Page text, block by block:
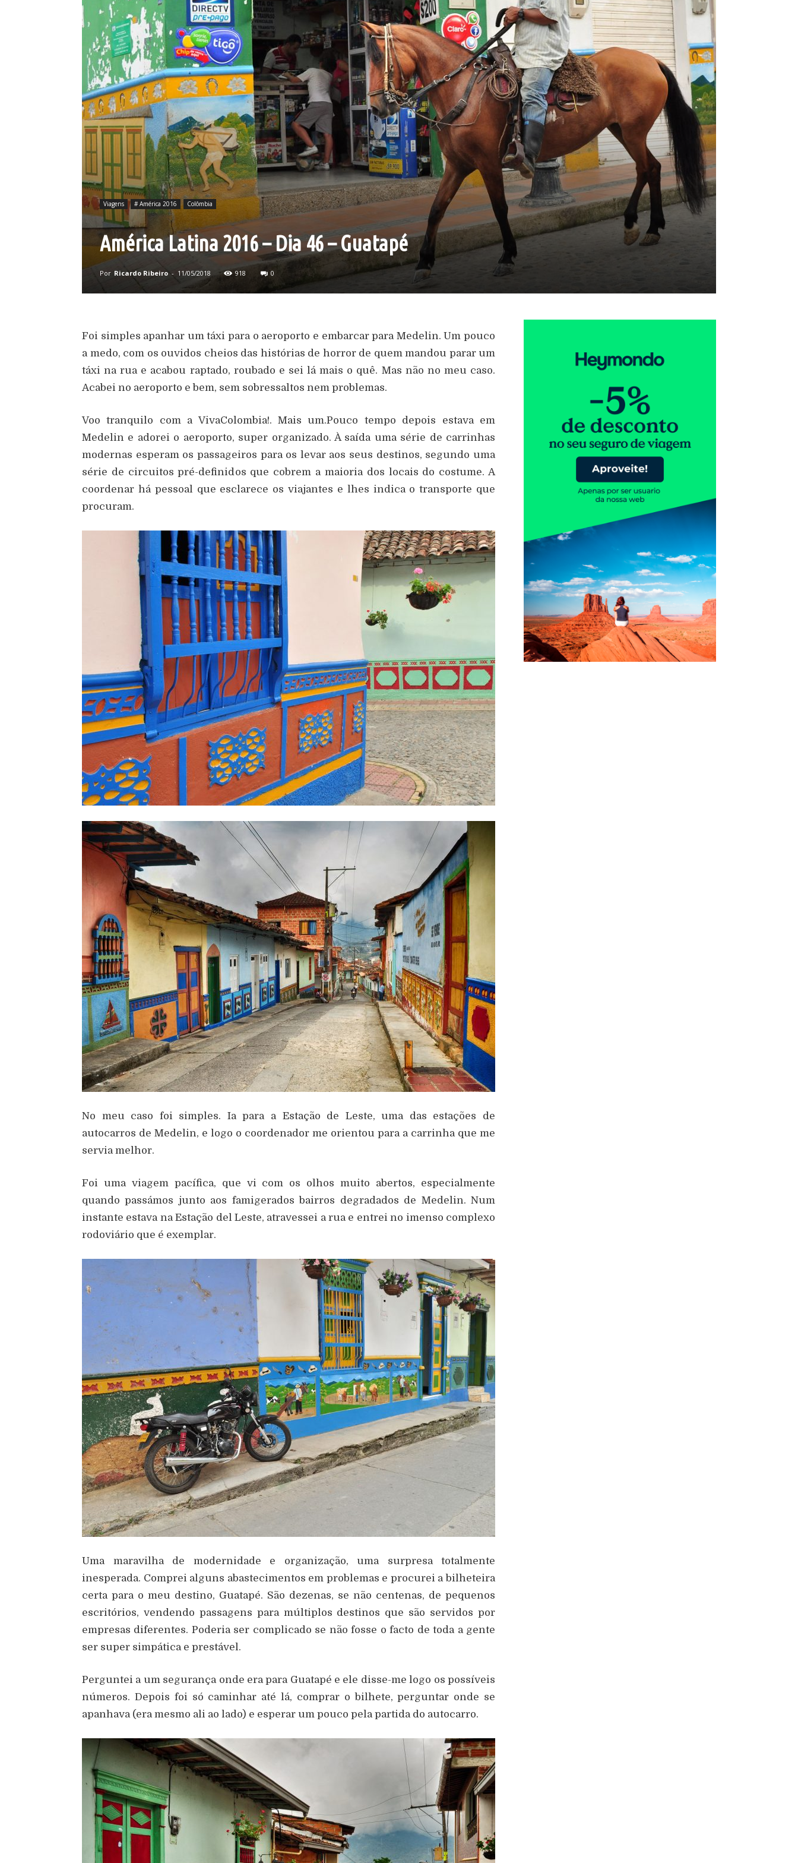
Viagens # América 2016 Colômbia
América Latina 2016 – Dia 46 – Guatapé
Por Ricardo Ribeiro - 11/05/2018 918 0
Foi simples apanhar um táxi para o aeroporto e embarcar para Medelin. Um pouco
a medo, com os ouvidos cheios das histórias de horror de quem mandou parar um
táxi na rua e acabou raptado, roubado e sei lá mais o quê. Mas não no meu caso.
Acabei no aeroporto e bem, sem sobressaltos nem problemas.
Voo tranquilo com a VivaColombia!. Mais um.Pouco tempo depois estava em
Medelin e adorei o aeroporto, super organizado. À saída uma série de carrinhas
modernas esperam os passageiros para os levar aos seus destinos, segundo uma
série de circuitos pré-definidos que cobrem a maioria dos locais do costume. A
coordenar há pessoal que esclarece os viajantes e lhes indica o transporte que
procuram.
No meu caso foi simples. Ia para a Estação de Leste, uma das estações de
autocarros de Medelin, e logo o coordenador me orientou para a carrinha que me
servia melhor.
Foi uma viagem pacífica, que vi com os olhos muito abertos, especialmente
quando passámos junto aos famigerados bairros degradados de Medelin. Num
instante estava na Estação del Leste, atravessei a rua e entrei no imenso complexo
rodoviário que é exemplar.
Uma maravilha de modernidade e organização, uma surpresa totalmente
inesperada. Comprei alguns abastecimentos em problemas e procurei a bilheteira
certa para o meu destino, Guatapé. São dezenas, se não centenas, de pequenos
escritórios, vendendo passagens para múltiplos destinos que são servidos por
empresas diferentes. Poderia ser complicado se não fosse o facto de toda a gente
ser super simpática e prestável.
Perguntei a um segurança onde era para Guatapé e ele disse-me logo os possíveis
números. Depois foi só caminhar até lá, comprar o bilhete, perguntar onde se
apanhava (era mesmo ali ao lado) e esperar um pouco pela partida do autocarro.